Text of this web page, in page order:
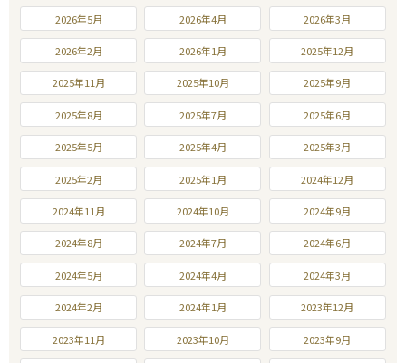
2026年5月 2026年4月 2026年3月
2026年2月 2026年1月 2025年12月
2025年11月 2025年10月 2025年9月
2025年8月 2025年7月 2025年6月
2025年5月 2025年4月 2025年3月
2025年2月 2025年1月 2024年12月
2024年11月 2024年10月 2024年9月
2024年8月 2024年7月 2024年6月
2024年5月 2024年4月 2024年3月
2024年2月 2024年1月 2023年12月
2023年11月 2023年10月 2023年9月